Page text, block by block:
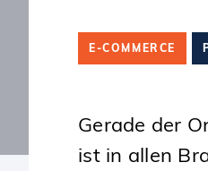
E-COMMERCE
Gerade der
ist in allen